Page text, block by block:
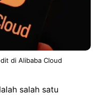
di Alibaba Cloud
salah satu